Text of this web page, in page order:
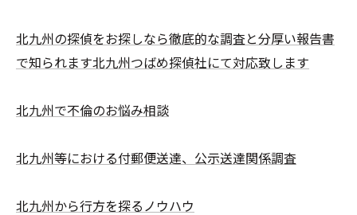
北九州の探偵をお探しなら徹底的な調査と分厚い報告書
で知られます北九州つばめ探偵社にて対応致します
北九州で不倫のお悩み相談
北九州等における付郵便送達、公示送達関係調査
北九州から行方を探るノウハウ